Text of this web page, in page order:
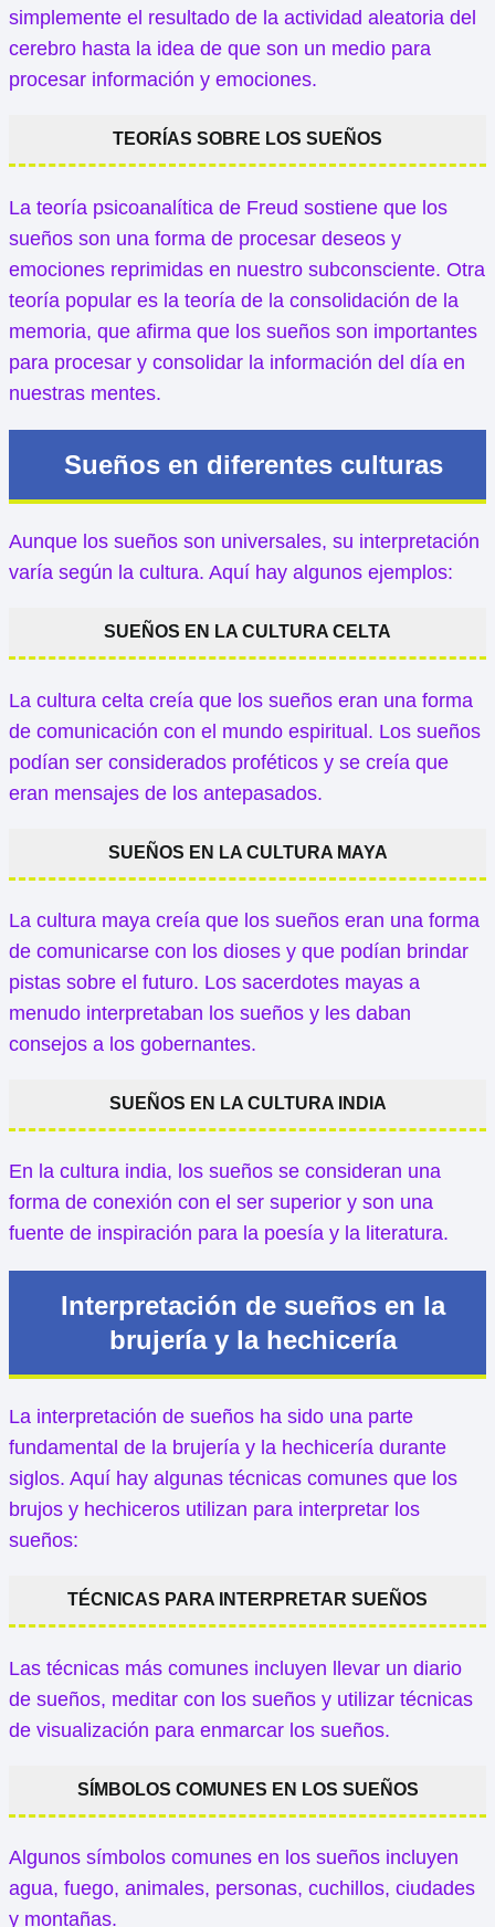
simplemente el resultado de la actividad aleatoria del
cerebro hasta la idea de que son un medio para
procesar información y emociones.
TEORÍAS SOBRE LOS SUEÑOS
La teoría psicoanalítica de Freud sostiene que los
sueños son una forma de procesar deseos y
emociones reprimidas en nuestro subconsciente. Otra
teoría popular es la teoría de la consolidación de la
memoria, que afirma que los sueños son importantes
para procesar y consolidar la información del día en
nuestras mentes.
Sueños en diferentes culturas
Aunque los sueños son universales, su interpretación
varía según la cultura. Aquí hay algunos ejemplos:
SUEÑOS EN LA CULTURA CELTA
La cultura celta creía que los sueños eran una forma
de comunicación con el mundo espiritual. Los sueños
podían ser considerados proféticos y se creía que
eran mensajes de los antepasados.
SUEÑOS EN LA CULTURA MAYA
La cultura maya creía que los sueños eran una forma
de comunicarse con los dioses y que podían brindar
pistas sobre el futuro. Los sacerdotes mayas a
menudo interpretaban los sueños y les daban
consejos a los gobernantes.
SUEÑOS EN LA CULTURA INDIA
En la cultura india, los sueños se consideran una
forma de conexión con el ser superior y son una
fuente de inspiración para la poesía y la literatura.
Interpretación de sueños en la
brujería y la hechicería
La interpretación de sueños ha sido una parte
fundamental de la brujería y la hechicería durante
siglos. Aquí hay algunas técnicas comunes que los
brujos y hechiceros utilizan para interpretar los
sueños:
TÉCNICAS PARA INTERPRETAR SUEÑOS
Las técnicas más comunes incluyen llevar un diario
de sueños, meditar con los sueños y utilizar técnicas
de visualización para enmarcar los sueños.
SÍMBOLOS COMUNES EN LOS SUEÑOS
Algunos símbolos comunes en los sueños incluyen
agua, fuego, animales, personas, cuchillos, ciudades
y montañas.